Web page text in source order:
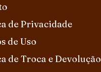
de Privacidade
de Uso
de Troca e Devolução